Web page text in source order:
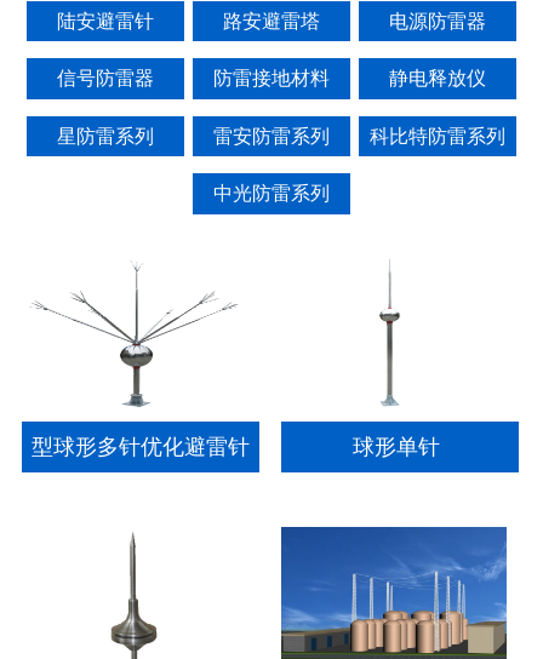
陆安避雷针 路安避雷塔 电源防雷器
信号防雷器 防雷接地材料 静电释放仪
星防雷系列 雷安防雷系列 科比特防雷系列
中光防雷系列
型球形多针优化避雷针 球形单针